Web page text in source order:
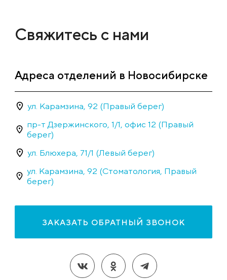
Свяжитесь с нами
Адреса отделений в Новосибирске
ул. Карамзина, 92 (Правый берег)
пр-т Дзержинского, 1/1, офис 12 (Правый
берег)
ул. Блюхера, 71/1 (Левый берег)
ул. Карамзина, 92 (Стоматология, Правый
берег)
ЗАКАЗАТЬ ОБРАТНЫЙ ЗВОНОК